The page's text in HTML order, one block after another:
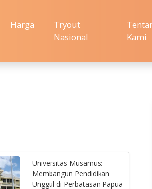
Harga
Tryout
Nasional
Kami
Universitas Musamus:
Membangun Pendidikan
Unggul di Perbatasan Papua